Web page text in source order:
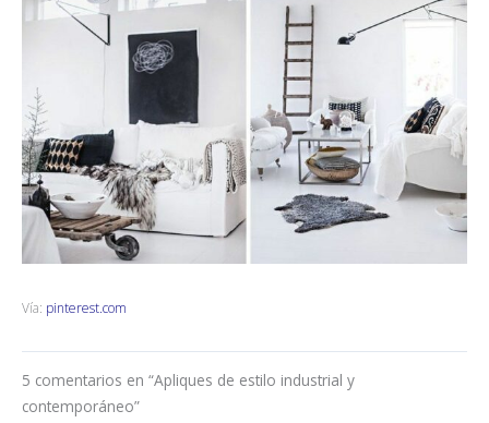
Vía: pinterest.com
5 comentarios en “Apliques de estilo industrial y
contemporáneo”